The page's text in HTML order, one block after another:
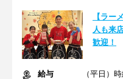
【ラー
人も来
歓迎！
給与